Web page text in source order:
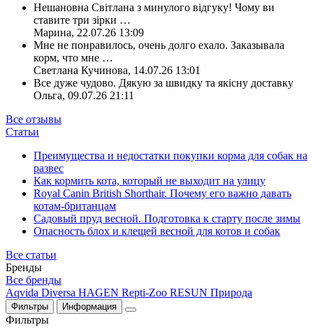
Нешановна Світлана з минулого відгуку! Чому ви
ставите три зірки …
Марина, 22.07.26 13:09
Мне не понравилось, очень долго ехало. Заказывала
корм, что мне …
Светлана Кучинова, 14.07.26 13:01
Все дуже чудово. Дякую за швидку та якісну доставку
Ольга, 09.07.26 21:11
Все отзывы
Статьи
Преимущества и недостатки покупки корма для собак на
развес
Как кормить кота, который не выходит на улицу
Royal Canin British Shorthair. Почему его важно давать
котам-британцам
Садовый пруд весной. Подготовка к старту после зимы
Опасность блох и клещей весной для котов и собак
Все статьи
Бренды
Все бренды
Aqvida Diversa HAGEN Repti-Zoo RESUN Природа
Фильтры Информация
Фильтры